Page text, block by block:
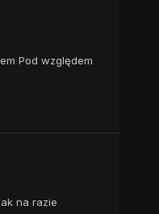
Pod względem
na razie